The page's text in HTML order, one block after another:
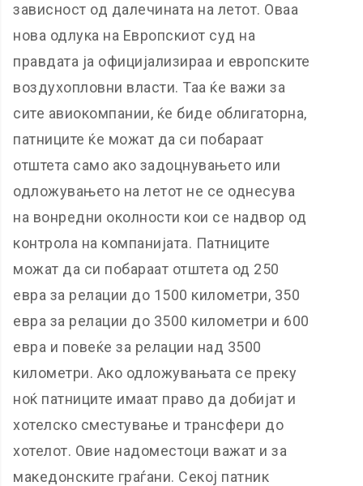
зависност од далечината на летот. Оваа
нова одлука на Европскиот суд на
правдата ја официјализираа и европските
воздухопловни власти. Таа ќе важи за
сите авиокомпании, ќе биде облигаторна,
патниците ќе можат да си побараат
отштета само ако задоцнувањето или
одложувањето на летот не се однесува
на вонредни околности кои се надвор од
контрола на компанијата. Патниците
можат да си побараат отштета од 250
евра за релации до 1500 километри, 350
евра за релации до 3500 километри и 600
евра и повеќе за релации над 3500
километри. Ако одложувањата се преку
ноќ патниците имаат право да добијат и
хотелско сместување и трансфери до
хотелот. Овие надоместоци важат и за
македонските граѓани. Секој патник